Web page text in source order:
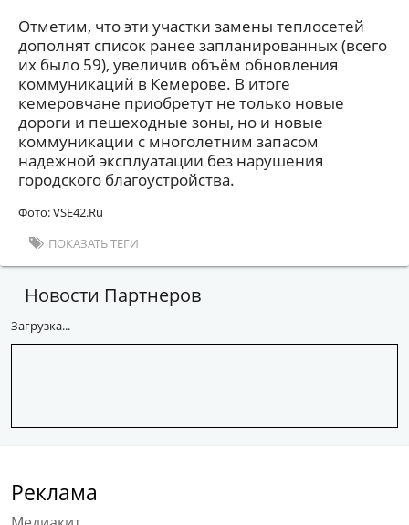
Отметим, что эти участки замены теплосетей
дополнят список ранее запланированных (всего
их было 59), увеличив объём обновления
коммуникаций в Кемерове. В итоге
кемеровчане приобретут не только новые
дороги и пешеходные зоны, но и новые
коммуникации с многолетним запасом
надежной эксплуатации без нарушения
городского благоустройства.
Фото: VSE42.Ru
ПОКАЗАТЬ ТЕГИ
Новости Партнеров
Загрузка...
Реклама